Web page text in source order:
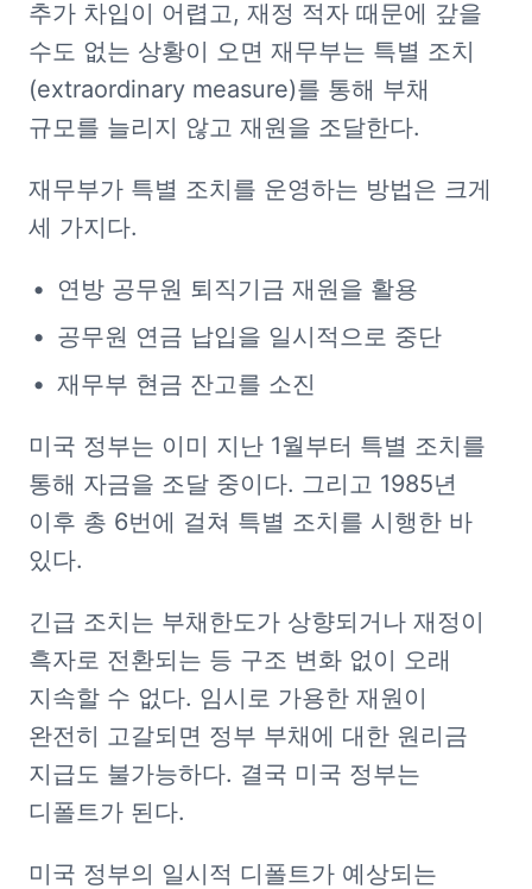
추가 차입이 어렵고, 재정 적자 때문에 갚을
수도 없는 상황이 오면 재무부는 특별 조치
(extraordinary measure)를 통해 부채
규모를 늘리지 않고 재원을 조달한다.
재무부가 특별 조치를 운영하는 방법은 크게
세 가지다.
연방 공무원 퇴직기금 재원을 활용
공무원 연금 납입을 일시적으로 중단
재무부 현금 잔고를 소진
미국 정부는 이미 지난 1월부터 특별 조치를
통해 자금을 조달 중이다. 그리고 1985년
이후 총 6번에 걸쳐 특별 조치를 시행한 바
있다.
긴급 조치는 부채한도가 상향되거나 재정이
흑자로 전환되는 등 구조 변화 없이 오래
지속할 수 없다. 임시로 가용한 재원이
완전히 고갈되면 정부 부채에 대한 원리금
지급도 불가능하다. 결국 미국 정부는
디폴트가 된다.
미국 정부의 일시적 디폴트가 예상되는